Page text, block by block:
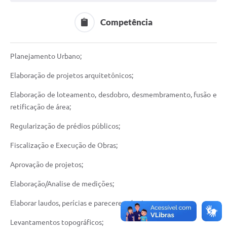
Competência
Planejamento Urbano;
Elaboração de projetos arquitetônicos;
Elaboração de loteamento, desdobro, desmembramento, fusão e
retificação de área;
Regularização de prédios públicos;
Fiscalização e Execução de Obras;
Aprovação de projetos;
Elaboração/Analise de medições;
Elaborar laudos, perícias e pareceres técnicos;
Levantamentos topográficos;